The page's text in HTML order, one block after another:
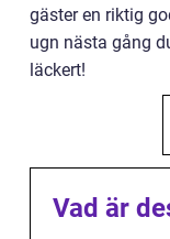
gäster en riktig
ugn nästa gång
läckert!
Vad är